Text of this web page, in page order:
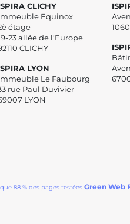
CLICHY
Equinox
étage
23 allée de l’Europe
CLICHY
LYON
Le Faubourg
rue Paul Duvivier
LYON
88 % des pages testées Green Web